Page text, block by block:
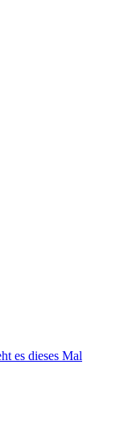
es dieses Mal